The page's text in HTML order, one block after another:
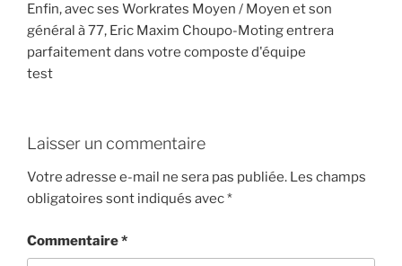
Enfin, avec ses Workrates Moyen / Moyen et son
général à 77, Eric Maxim Choupo-Moting entrera
parfaitement dans votre composte d'équipe
test
Laisser un commentaire
Votre adresse e-mail ne sera pas publiée. Les champs
obligatoires sont indiqués avec*
Commentaire*